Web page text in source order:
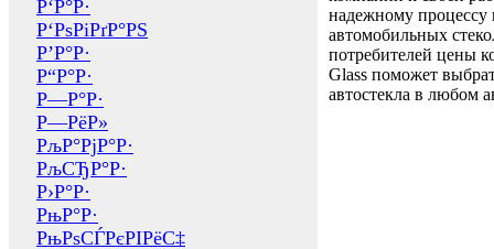
Р‘Р°Р·
Р‘РѕРіРґР°РЅ
Р’Р°Р·
Р“Р°Р·
Р—Р°Р·
Р—РёР»
РљР°РјР°Р·
РљСЂР°Р·
Р›Р°Р·
РњР°Р·
РњРѕСЃРєРІРёС‡
надежному процессу
автомобильных
потребителей цены
Glass поможет
автостекла в любом